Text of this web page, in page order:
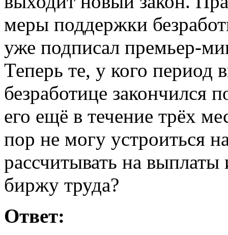
меры поддержки
уже подписал премьер-
Теперь те, у кого период
безработице закончился
его ещё в течение трёх
пор не могу устроиться
рассчитывать на выплаты
биржу труда?
Ответ: